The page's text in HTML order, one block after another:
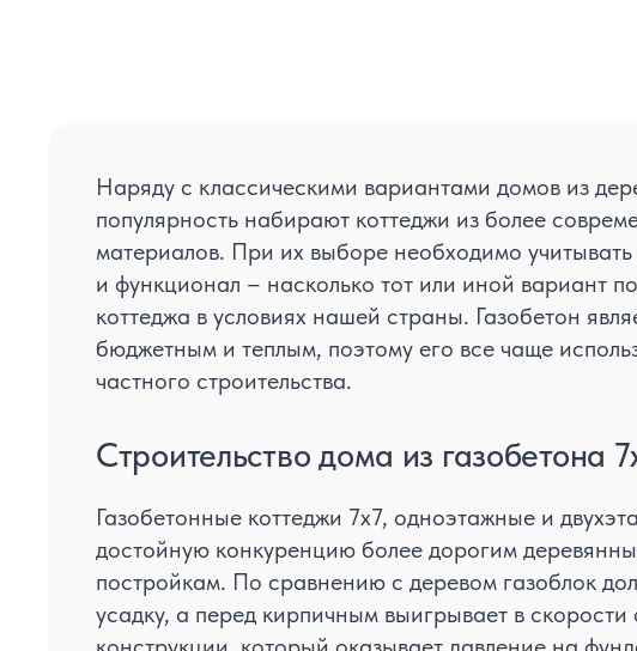
Наряду с классическими вариантами домов из
популярность набирают коттеджи из более
материалов. При их выборе необходимо учитывать
и функционал – насколько тот или иной вариант
коттеджа в условиях нашей страны. Газобетон
бюджетным и теплым, поэтому его все чаще
частного строительства.
Строительство дома из газобетона
Газобетонные коттеджи 7x7, одноэтажные и
достойную конкуренцию более дорогим
постройкам. По сравнению с деревом газоблок
усадку, а перед кирпичным выигрывает в